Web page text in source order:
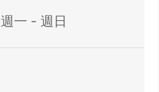
週一 - 週日